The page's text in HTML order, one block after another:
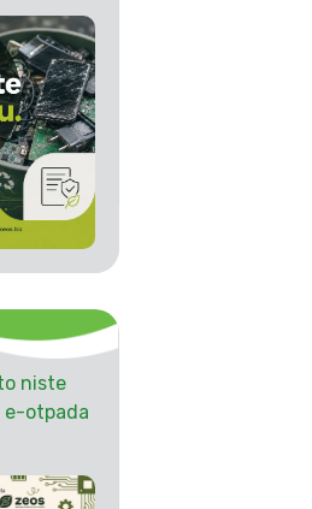
niste
e-otpada